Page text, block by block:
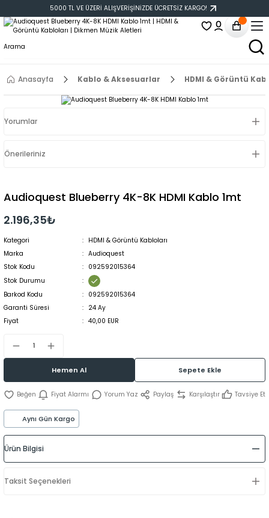
5000 TL VE ÜZERİ ALIŞVERİŞİNİZDE ÜCRETSİZ KARGO!
Anasayfa Kablo & Aksesuarlar HDMI & Görüntü
Yorumlar
Önerileriniz
Audioquest Blueberry 4K-8K HDMI Kablo 1mt
2.196,35₺
Kategori
HDMI & Görüntü Kabloları
Marka
Audioquest
Stok Kodu
092592015364
Stok Durumu
Barkod Kodu
092592015364
Garanti Süresi
24 Ay
Fiyat
40,00 EUR
Hemen Al Sepete Ekle
Fiyat Alarmı Yorum Yaz Paylaş Karşılaştır Tavsiye Et
Aynı Gün Kargo
Ürün Bilgisi
Taksit Seçenekleri